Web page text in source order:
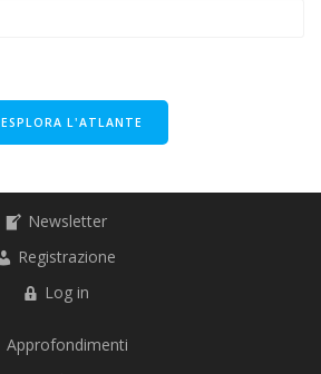
ESPLORA L'ATLANTE
Newsletter
Registrazione
Log in
Approfondimenti